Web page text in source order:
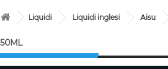
Liquidi Liquidi inglesi Aisu
50ML